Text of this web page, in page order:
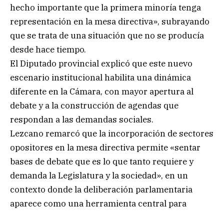
hecho importante que la primera minoría tenga
representación en la mesa directiva», subrayando
que se trata de una situación que no se producía
desde hace tiempo.
El Diputado provincial explicó que este nuevo
escenario institucional habilita una dinámica
diferente en la Cámara, con mayor apertura al
debate y a la construcción de agendas que
respondan a las demandas sociales.
Lezcano remarcó que la incorporación de sectores
opositores en la mesa directiva permite «sentar
bases de debate que es lo que tanto requiere y
demanda la Legislatura y la sociedad», en un
contexto donde la deliberación parlamentaria
aparece como una herramienta central para